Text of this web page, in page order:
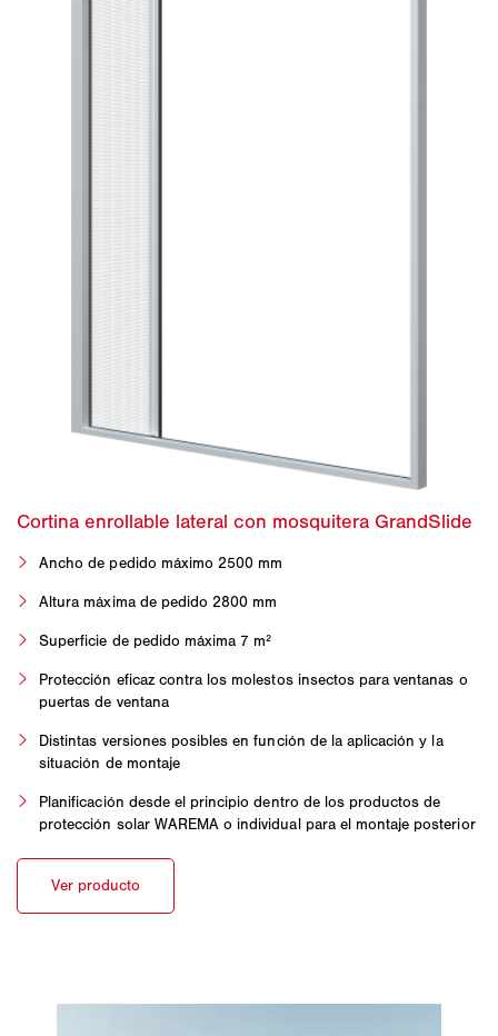
Ancho de pedido máximo 2500 mm
Altura máxima de pedido 2800 mm
Superficie de pedido máxima 7 m²
Protección eficaz contra los molestos insectos para ventanas o
puertas de ventana
Distintas versiones posibles en función de la aplicación y la
situación de montaje
Planificación desde el principio dentro de los productos de
protección solar WAREMA o individual para el montaje posterior